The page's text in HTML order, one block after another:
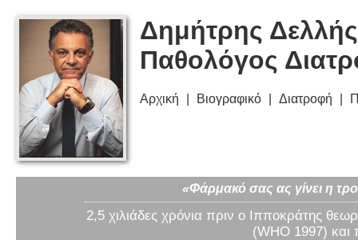
Δημήτρης
Παθολόγος
Αρχική Βιογραφικό Διατροφή
«Φάρμακό σας ας γίνει η
2,5 χιλιάδες χρόνια πριν ο Ιπποκράτης
(WHO 1997) και